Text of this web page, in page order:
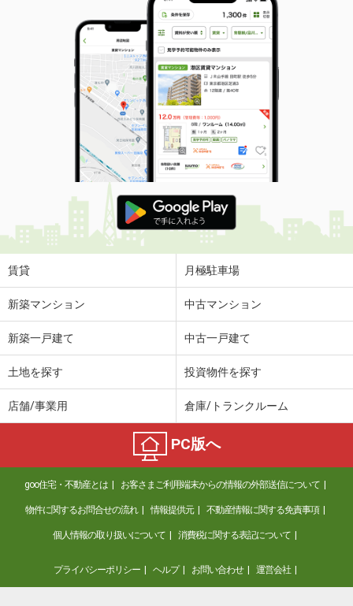
賃貸 月極駐車場
新築マンション 中古マンション
新築一戸建て 中古一戸建て
土地を探す 投資物件を探す
店舗/事業用 倉庫/トランクルーム
PC版へ
goo住宅・不動産とは お客さまご利用端末からの情報の外部送信について
物件に関するお問合せの流れ 情報提供元 不動産情報に関する免責事項
個人情報の取り扱いについて 消費税に関する表記について
プライバシーポリシー ヘルプ お問い合わせ 運営会社